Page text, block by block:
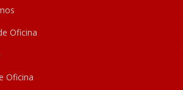
Oficina
Oficina